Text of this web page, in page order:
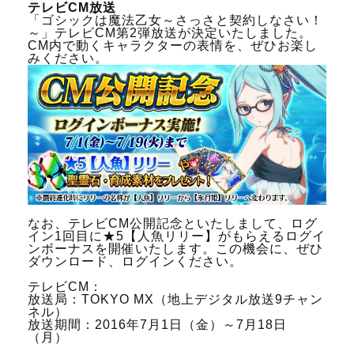
テレビCM放送
「ゴシックは魔法乙女～さっさと契約しなさい！
～」テレビCM第2弾放送が決定いたしました。
CM内で動くキャラクターの表情を、ぜひお楽し
みください。
なお、テレビCM公開記念といたしまして、ログ
イン1回目に★5【人魚リリー】がもらえるログイ
ンボーナスを開催いたします。この機会に、ぜひ
ダウンロード、ログインください。
テレビCM：
放送局：TOKYO MX（地上デジタル放送9チャン
ネル）
放送期間：2016年7月1日（金）～7月18日
（月）